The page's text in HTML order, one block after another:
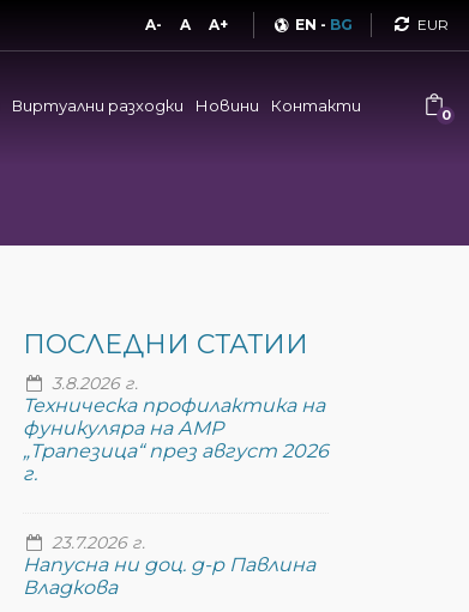
A- A A+ EN - BG
Виртуални разходки Новини Контакти 0
ПОСЛЕДНИ СТАТИИ
3.8.2026 г.
Техническа профилактика на
фуникуляра на АМР
„Трапезица“ през август 2026
г.
23.7.2026 г.
Напусна ни доц. д-р Павлина
Владкова